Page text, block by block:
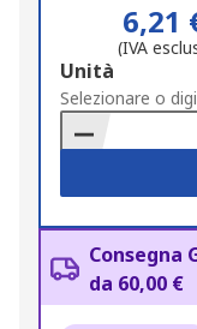
6,21
(IVA
Add
to
Basket
Unità
Selezionare o
Consegna
da 60,00 €